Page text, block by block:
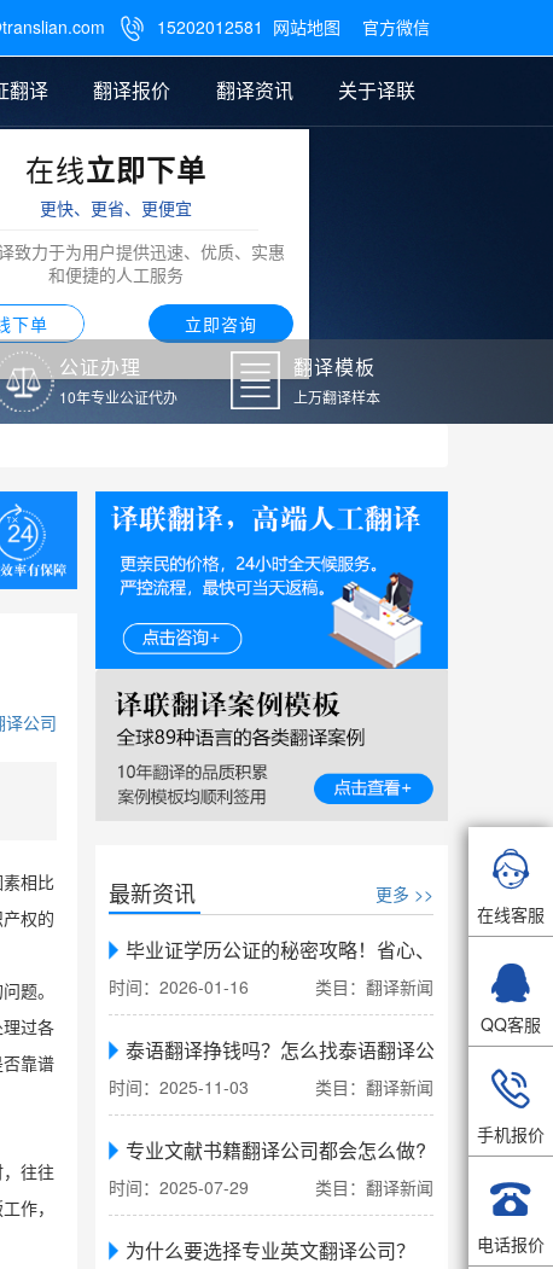
 15202012581 网站地图 官方微信
译
翻译 翻译报价
笔译翻译报价
翻译资讯
公证样本
关于译联
在线立即下单
更快、更省、更便宜
致力于为用户提供迅速、优质、实惠
和便捷的人工服务
下单 立即咨询
公证办理
10年专业公证代办
翻译模板
上万翻译样本
译公司
相比
权的
题。
过各
靠谱
往往
作，
最新资讯 更多 >>
毕业证学历公证的秘密攻略！省心、省力、省时
时间：2026-01-16 类目：翻译新闻
泰语翻译挣钱吗？怎么找泰语翻译公司翻译
时间：2025-11-03 类目：翻译新闻
专业文献书籍翻译公司都会怎么做?
时间：2025-07-29 类目：翻译新闻
为什么要选择专业英文翻译公司？

在线客服

QQ客服

手机报价

电话报价